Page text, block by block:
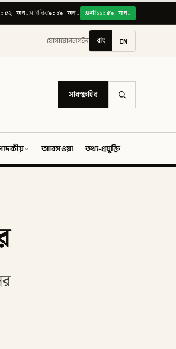
অপ.মাগরিব৯:১৯ অপ. এশা১১:৫৯ অপ.
যোগাযোগলগইন বাং EN
সাবস্ক্রাইব
আবহাওয়া তথ্য-প্রযুক্তি